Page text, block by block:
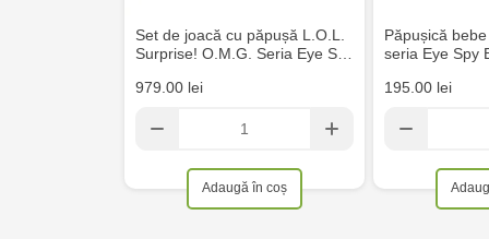
Set de joacă cu păpușă L.O.L.
Surprise! O.M.G. Seria Eye S…
979.00 lei
Adaugă în coș
Păpușică
seria Eye Spy
195.00 lei